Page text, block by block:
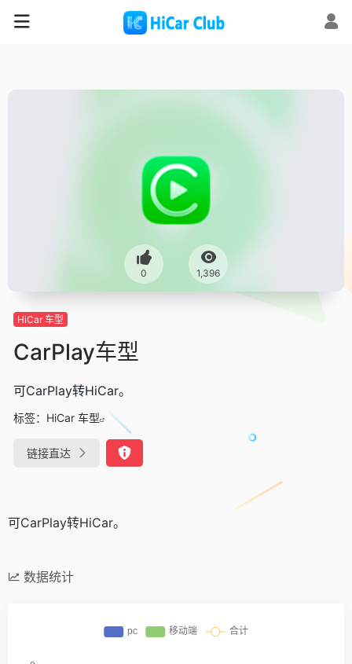
0 1,396
HiCar 车型
CarPlay车型
可CarPlay转HiCar。
标签： HiCar 车型
链接直达
可CarPlay转HiCar。
数据统计